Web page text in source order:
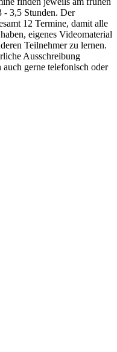
- 3,5 Stunden. Der
12 Termine, damit alle
eigenes Videomaterial
Teilnehmer zu lernen.
Ausschreibung
gerne telefonisch oder